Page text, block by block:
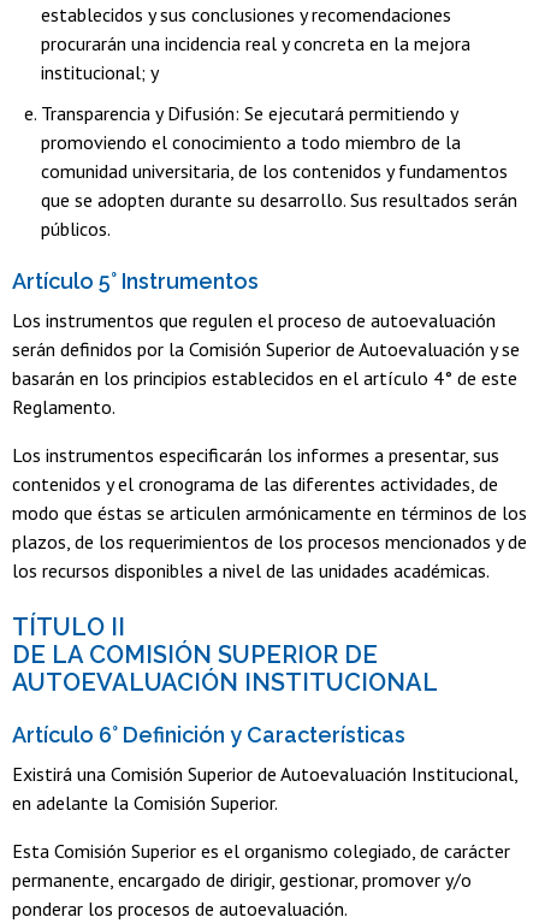
establecidos y sus conclusiones y recomendaciones
procurarán una incidencia real y concreta en la mejora
institucional; y
Transparencia y Difusión: Se ejecutará permitiendo y
promoviendo el conocimiento a todo miembro de la
comunidad universitaria, de los contenidos y fundamentos
que se adopten durante su desarrollo. Sus resultados serán
públicos.
Artículo 5° Instrumentos
Los instrumentos que regulen el proceso de autoevaluación
serán definidos por la Comisión Superior de Autoevaluación y se
basarán en los principios establecidos en el artículo 4° de este
Reglamento.
Los instrumentos especificarán los informes a presentar, sus
contenidos y el cronograma de las diferentes actividades, de
modo que éstas se articulen armónicamente en términos de los
plazos, de los requerimientos de los procesos mencionados y de
los recursos disponibles a nivel de las unidades académicas.
TÍTULO II
DE LA COMISIÓN SUPERIOR DE
AUTOEVALUACIÓN INSTITUCIONAL
Artículo 6° Definición y Características
Existirá una Comisión Superior de Autoevaluación Institucional,
en adelante la Comisión Superior.
Esta Comisión Superior es el organismo colegiado, de carácter
permanente, encargado de dirigir, gestionar, promover y/o
ponderar los procesos de autoevaluación.